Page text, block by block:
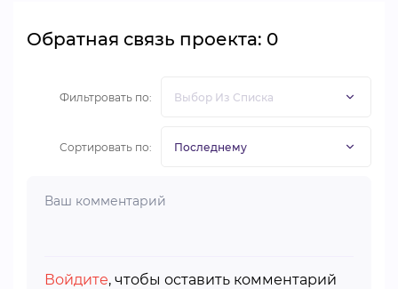
Обратная связь проекта: 0
Фильтровать по:
Сортировать по:
Войдите, чтобы оставить комментарий